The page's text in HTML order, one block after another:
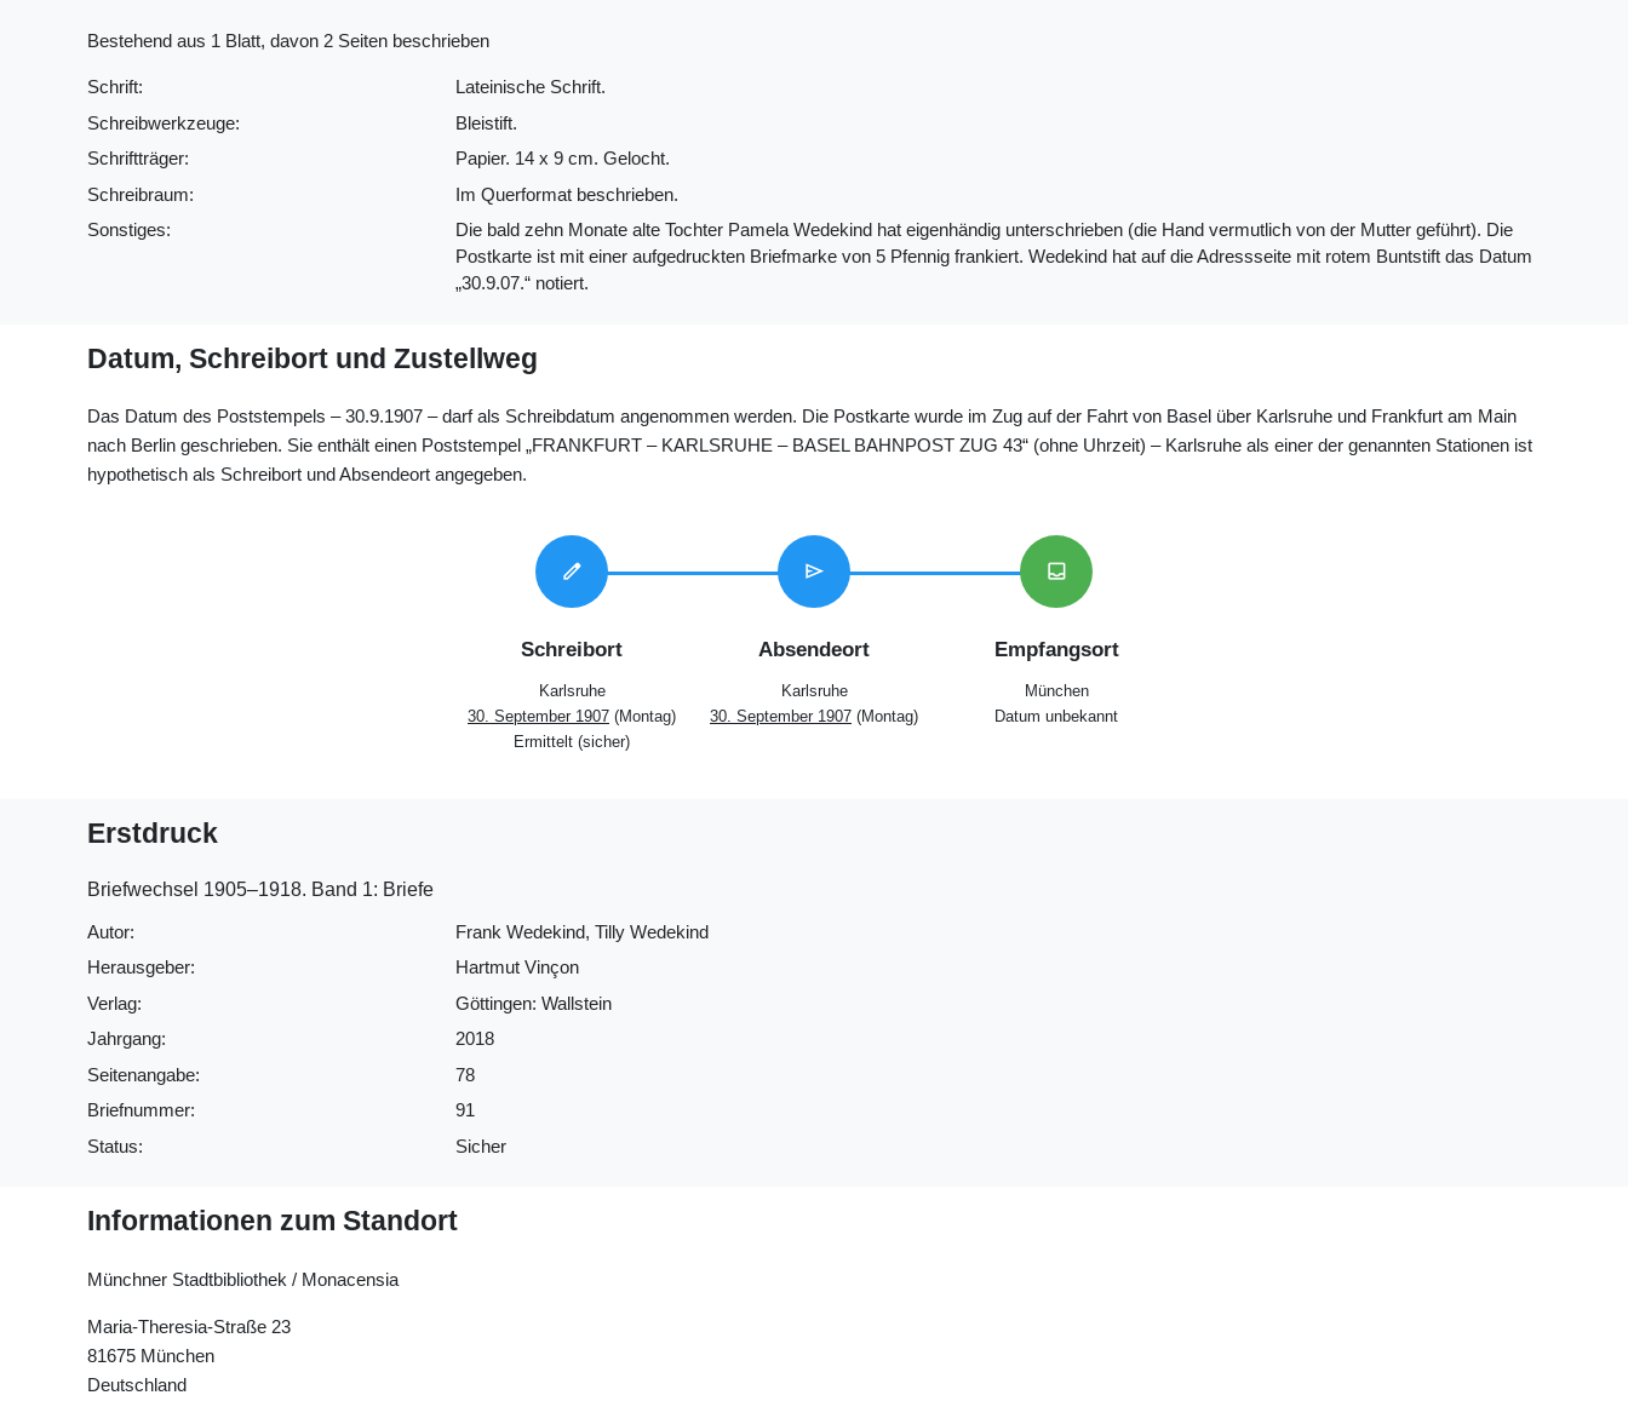
Bestehend aus 1 Blatt, davon 2 Seiten beschrieben
Schrift:
Lateinische Schrift.
Schreibwerkzeuge:
Bleistift.
Schriftträger:
Papier. 14 x 9 cm. Gelocht.
Schreibraum:
Im Querformat beschrieben.
Sonstiges:
Die bald zehn Monate alte Tochter Pamela Wedekind hat eigenhändig unterschrieben (die Hand vermutlich von der Mutter geführt). Die
Postkarte ist mit einer aufgedruckten Briefmarke von 5 Pfennig frankiert. Wedekind hat auf die Adressseite mit rotem Buntstift das Datum
„30.9.07.“ notiert.
Datum, Schreibort und Zustellweg
Das Datum des Poststempels – 30.9.1907 – darf als Schreibdatum angenommen werden. Die Postkarte wurde im Zug auf der Fahrt von Basel über Karlsruhe und Frankfurt am Main
nach Berlin geschrieben. Sie enthält einen Poststempel „FRANKFURT ‒ KARLSRUHE ‒ BASEL BAHNPOST ZUG 43“ (ohne Uhrzeit) – Karlsruhe als einer der genannten Stationen ist
hypothetisch als Schreibort und Absendeort angegeben.
edit
Schreibort
Karlsruhe
30. September 1907 (Montag)
Ermittelt (sicher)
send
Absendeort
Karlsruhe
30. September 1907 (Montag)
inbox
Empfangsort
München
Datum unbekannt
Erstdruck
Briefwechsel 1905‒1918. Band 1: Briefe
Autor:
Frank Wedekind, Tilly Wedekind
Herausgeber:
Hartmut Vinçon
Verlag:
Göttingen: Wallstein
Jahrgang:
2018
Seitenangabe:
78
Briefnummer:
91
Status:
Sicher
Informationen zum Standort
Münchner Stadtbibliothek / Monacensia
Maria-Theresia-Straße 23
81675 München
Deutschland